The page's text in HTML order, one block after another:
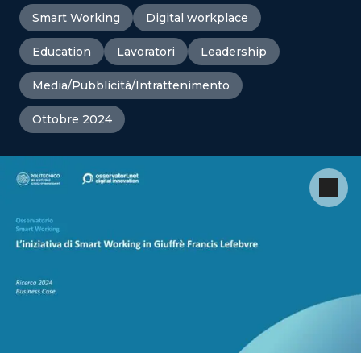
Smart Working Digital workplace
Education Lavoratori Leadership
Media/Pubblicità/Intrattenimento
Ottobre 2024